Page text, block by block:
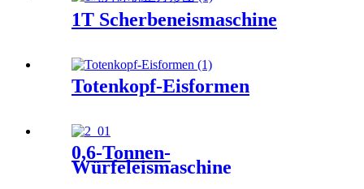
1T Scherbeneismaschine
Totenkopf-Eisformen
0,6-Tonnen-
Würfeleismaschine